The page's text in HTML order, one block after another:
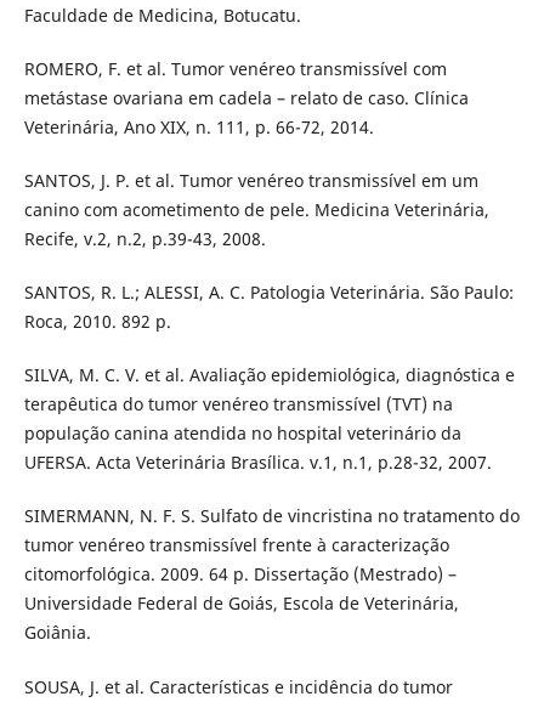
Faculdade de Medicina, Botucatu.
ROMERO, F. et al. Tumor venéreo transmissível com
metástase ovariana em cadela – relato de caso. Clínica
Veterinária, Ano XIX, n. 111, p. 66-72, 2014.
SANTOS, J. P. et al. Tumor venéreo transmissível em um
canino com acometimento de pele. Medicina Veterinária,
Recife, v.2, n.2, p.39-43, 2008.
SANTOS, R. L.; ALESSI, A. C. Patologia Veterinária. São Paulo:
Roca, 2010. 892 p.
SILVA, M. C. V. et al. Avaliação epidemiológica, diagnóstica e
terapêutica do tumor venéreo transmissível (TVT) na
população canina atendida no hospital veterinário da
UFERSA. Acta Veterinária Brasílica. v.1, n.1, p.28-32, 2007.
SIMERMANN, N. F. S. Sulfato de vincristina no tratamento do
tumor venéreo transmissível frente à caracterização
citomorfológica. 2009. 64 p. Dissertação (Mestrado) –
Universidade Federal de Goiás, Escola de Veterinária,
Goiânia.
SOUSA, J. et al. Características e incidência do tumor